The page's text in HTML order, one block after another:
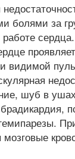
болями за
сердца.
видимой
шуб в